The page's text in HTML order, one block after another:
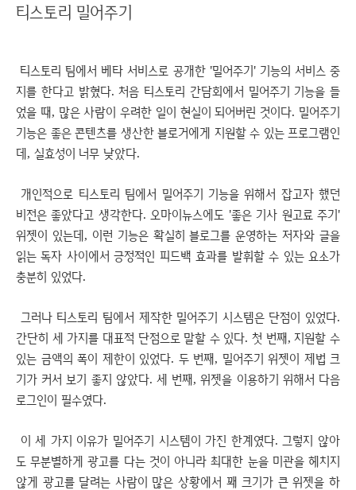
티스토리 밀어주기
티스토리 팀에서 베타 서비스로 공개한 '밀어주기' 기능의 서비스 중
지를 한다고 밝혔다. 처음 티스토리 간담회에서 밀어주기 기능을 들
었을 때, 많은 사람이 우려한 일이 현실이 되어버린 것이다. 밀어주기
기능은 좋은 콘텐츠를 생산한 블로거에게 지원할 수 있는 프로그램인
데, 실효성이 너무 낮았다.
개인적으로 티스토리 팀에서 밀어주기 기능을 위해서 잡고자 했던
비전은 좋았다고 생각한다. 오마이뉴스에도 '좋은 기사 원고료 주기'
위젯이 있는데, 이런 기능은 확실히 블로그를 운영하는 저자와 글을
읽는 독자 사이에서 긍정적인 피드백 효과를 발휘할 수 있는 요소가
충분히 있었다.
그러나 티스토리 팀에서 제작한 밀어주기 시스템은 단점이 있었다.
간단히 세 가지를 대표적 단점으로 말할 수 있다. 첫 번째, 지원할 수
있는 금액의 폭이 제한이 있었다. 두 번째, 밀어주기 위젯이 제법 크
기가 커서 보기 좋지 않았다. 세 번째, 위젯을 이용하기 위해서 다음
로그인이 필수였다.
이 세 가지 이유가 밀어주기 시스템이 가진 한계였다. 그렇지 않아
도 무분별하게 광고를 다는 것이 아니라 최대한 눈을 미관을 헤치지
않게 광고를 달려는 사람이 많은 상황에서 꽤 크기가 큰 위젯을 하